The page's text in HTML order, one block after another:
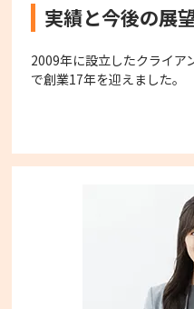
実績と今後の展
2009年に設立したクライア
で創業17年を迎えました。